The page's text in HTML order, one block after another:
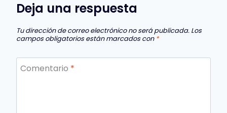
Deja una respuesta
Tu dirección de correo electrónico no será publicada. Los
campos obligatorios están marcados con *
Comentario *